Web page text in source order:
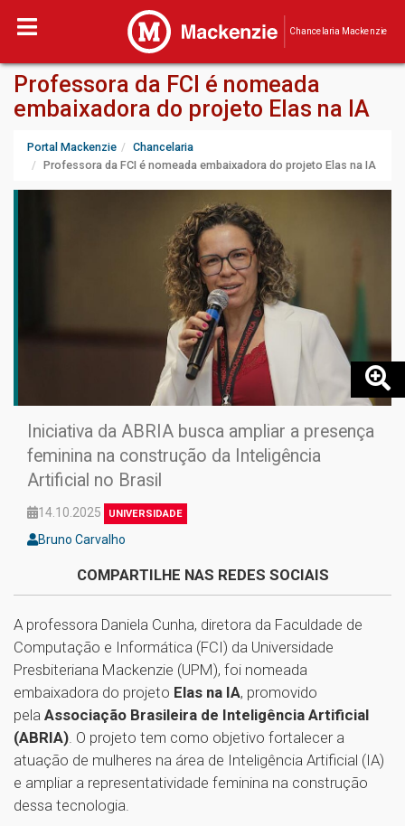
Chancelaria Mackenzie
Professora da FCI é nomeada
embaixadora do projeto Elas na IA
Portal Mackenzie
Chancelaria
Professora da FCI é nomeada embaixadora do projeto Elas na IA
Iniciativa da ABRIA busca ampliar a presença
feminina na construção da Inteligência
Artificial no Brasil
14.10.2025 UNIVERSIDADE
Bruno Carvalho
COMPARTILHE NAS REDES SOCIAIS
A professora Daniela Cunha, diretora da Faculdade de
Computação e Informática (FCI) da Universidade
Presbiteriana Mackenzie (UPM), foi nomeada
embaixadora do projeto Elas na IA, promovido
pela Associação Brasileira de Inteligência Artificial
(ABRIA) . O projeto tem como objetivo fortalecer a
atuação de mulheres na área de Inteligência Artificial (IA)
e ampliar a representatividade feminina na construção
dessa tecnologia.